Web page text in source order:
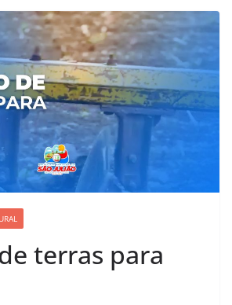
terras para